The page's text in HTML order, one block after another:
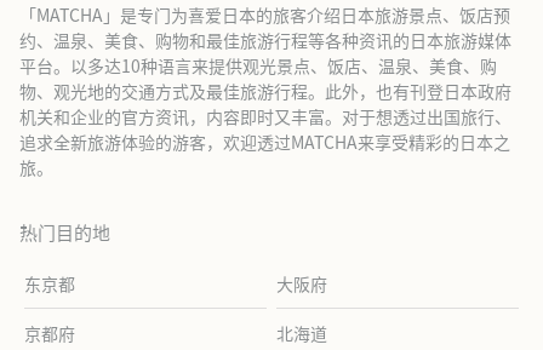
「MATCHA」是专门为喜爱日本的旅客介绍日本旅游景点、饭店预
约、温泉、美食、购物和最佳旅游行程等各种资讯的日本旅游媒体
平台。以多达10种语言来提供观光景点、饭店、温泉、美食、购
物、观光地的交通方式及最佳旅游行程。此外，也有刊登日本政府
机关和企业的官方资讯，内容即时又丰富。对于想透过出国旅行、
追求全新旅游体验的游客，欢迎透过MATCHA来享受精彩的日本之
旅。
热门目的地
东京都 大阪府
京都府 北海道